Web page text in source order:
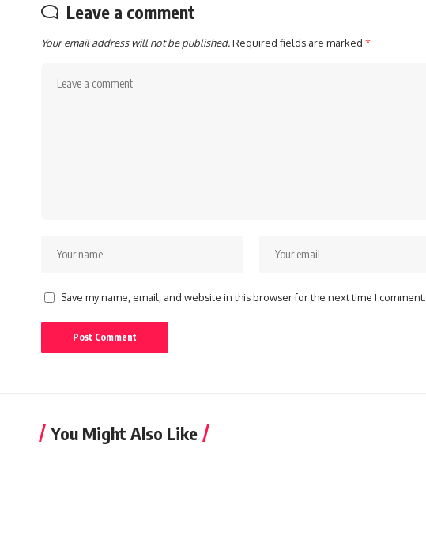
Leave a comment
Your email address will not be published.Required fields are marked *
Save my name, email, and website in this browser for the next time I comment.
You Might Also Like